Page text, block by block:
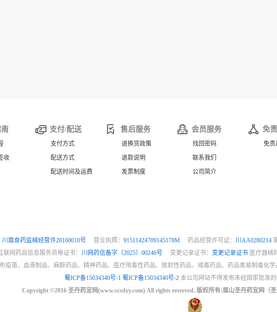
收
支付/配送
支付方式
配送方式
配送时间及运费
售后服务
退换货政策
退款说明
发票制度
会员服务
找回密码
联系我们
公司简介
免
免责
川眉食药监械经营许20160010号 营业执照： 91511424709145178M 药品经营许可证： 川AA0280214
联网药品信息服务资格证书： 川网药信备字〔2025〕00246号 变更记录证书： 变更记录证书医疗器械
疫苗、血液制品、麻醉药品、精神药品、医疗用毒性药品、放射性药品、戒毒药品、药品类易制毒化
蜀ICP备15034340号-1 蜀ICP备15034340号-2 本公司网站不得发布未经国家批准的
Copyright ©2016 圣丹药宜网(www.scsdyy.com) All rights reserved. 版权所有:眉山圣丹药宜网（圣